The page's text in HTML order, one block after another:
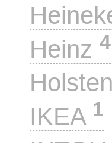
Heinz 4
Holsten
IKEA 1